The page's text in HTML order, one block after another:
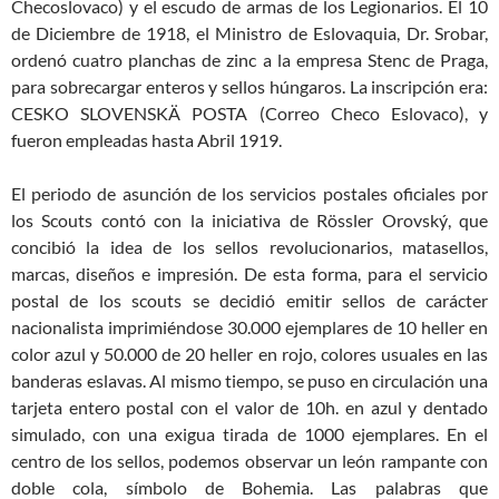
Checoslovaco) y el escudo de armas de los Legionarios. El 10
de Diciembre de 1918, el Ministro de Eslovaquia, Dr. Srobar,
ordenó cuatro planchas de zinc a la empresa Stenc de Praga,
para sobrecargar enteros y sellos húngaros. La inscripción era:
CESKO SLOVENSKÄ POSTA (Correo Checo Eslovaco), y
fueron empleadas hasta Abril 1919.
El periodo de asunción de los servicios postales oficiales por
los Scouts contó con la iniciativa de Rössler Orovský, que
concibió la idea de los sellos revolucionarios, matasellos,
marcas, diseños e impresión. De esta forma, para el servicio
postal de los scouts se decidió emitir sellos de carácter
nacionalista imprimiéndose 30.000 ejemplares de 10 heller en
color azul y 50.000 de 20 heller en rojo, colores usuales en las
banderas eslavas. Al mismo tiempo, se puso en circulación una
tarjeta entero postal con el valor de 10h. en azul y dentado
simulado, con una exigua tirada de 1000 ejemplares. En el
centro de los sellos, podemos observar un león rampante con
doble cola, símbolo de Bohemia. Las palabras que